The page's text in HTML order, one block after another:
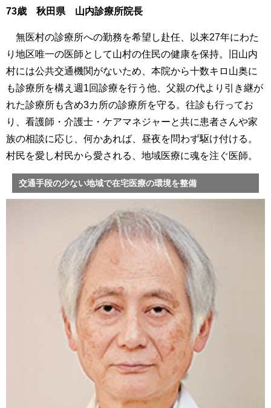
73歳 秋田県 山内診療所院長
無医村の診療所への勤務を希望し赴任、以来27年にわた
り地区唯一の医師として山村の住民の健康を保持。旧山内
村には公共交通機関がないため、本院から十数キロ山奥に
も診療所を構え週1回診療を行う他、父親の代より引き継が
れた診療所も含め3カ所の診療所を守る。往診も行ってお
り、看護師・介護士・ケアマネジャーと共に患者さんや家
族の相談に応じ、何かあれば、昼夜を問わず駆け付ける。
村民を愛し村民から愛される、地域医療に魂を注ぐ医師。
交通手段の少ない地域で在宅医療の環境を整備